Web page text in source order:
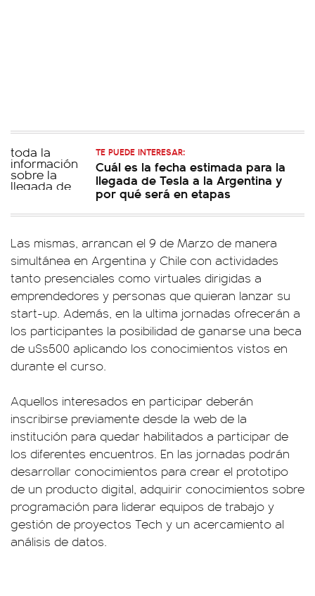
TE PUEDE INTERESAR:
Cuál es la fecha estimada para la
llegada de Tesla a la Argentina y
por qué será en etapas
Las mismas, arrancan el 9 de Marzo de manera
simultánea en Argentina y Chile con actividades
tanto presenciales como virtuales dirigidas a
emprendedores y personas que quieran lanzar su
start-up. Además, en la ultima jornadas ofrecerán a
los participantes la posibilidad de ganarse una beca
de u$s500 aplicando los conocimientos vistos en
durante el curso.
Aquellos interesados en participar deberán
inscribirse previamente desde la web de la
institución para quedar habilitados a participar de
los diferentes encuentros. En las jornadas podrán
desarrollar conocimientos para crear el prototipo
de un producto digital, adquirir conocimientos sobre
programación para liderar equipos de trabajo y
gestión de proyectos Tech y un acercamiento al
análisis de datos.